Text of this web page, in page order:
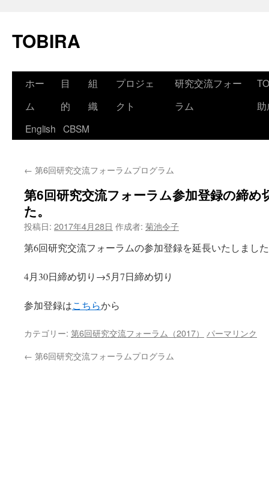
テ
ン
へ
TOBIRA
ホー
ム
目
的
組
織
プロジェ
クト
研究交流フォー
ラム
English CBSM
← 第6回研究交流フォーラムプログラム
第6回研究交流フォーラム参加登録の締
た。
投稿日: 2017年4月28日 作成者: 菊池令子
第6回研究交流フォーラムの参加登録を延長いたしまし
4月30日締め切り→5月7日締め切り
参加登録はこちらから
カテゴリー: 第6回研究交流フォーラム（2017）
パーマリンク
← 第6回研究交流フォーラムプログラム